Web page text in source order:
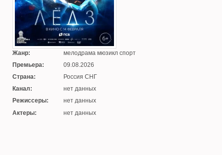
Жанр:
мелодрама мюзикл спорт
Премьера:
09.08.2026
Страна:
Россия СНГ
Канал:
нет данных
Режиссеры:
нет данных
Актеры:
нет данных